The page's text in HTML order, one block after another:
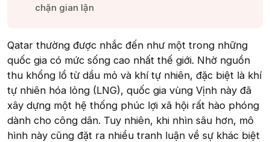
chặn gian lận​
Qatar thường được nhắc đến như một trong những
quốc gia có mức sống cao nhất thế giới. Nhờ nguồn
thu khổng lồ từ dầu mỏ và khí tự nhiên, đặc biệt là khí
tự nhiên hóa lỏng (LNG), quốc gia vùng Vịnh này đã
xây dựng một hệ thống phúc lợi xã hội rất hào phóng
dành cho công dân. Tuy nhiên, khi nhìn sâu hơn, mô
hình này cũng đặt ra nhiều tranh luận về sự khác biệt